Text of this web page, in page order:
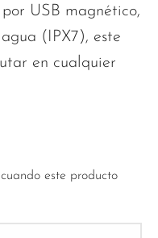
USB magnético,
(IPX7), este
en cualquier
este producto